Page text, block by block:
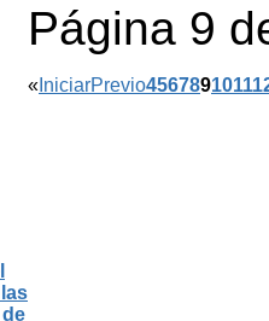
Página 9
« IniciarPrevio4567891011